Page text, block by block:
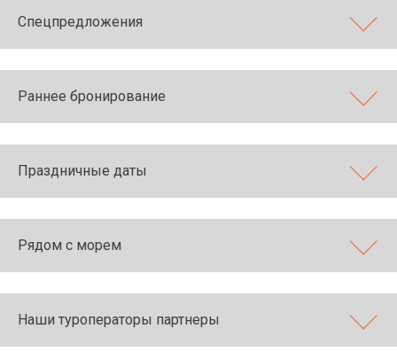
Спецпредложения
Раннее бронирование
Праздничные даты
Рядом с морем
Наши туроператоры партнеры